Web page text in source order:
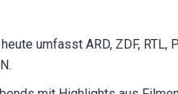
umfasst ARD, ZDF,